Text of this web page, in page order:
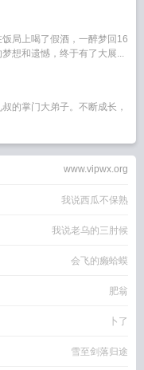
局上喝了假酒，一醉梦回16
想和遗憾，终于有了大展...
的掌门大弟子。不断成长，
www.vipwx.org
我说西瓜不保熟
我说老乌的三肘候
会飞的癞蛤蟆
肥翁
卜了
雪至剑落归途